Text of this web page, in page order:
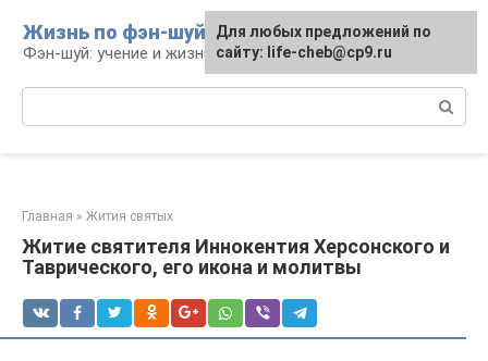
контенту
Жизнь по фэн-шуй
Фэн-шуй: учение и жизнь
Главная » Жития святых
Житие святителя Иннокентия Херсонского и
Таврического, его икона и молитвы
Для любых предложений по
сайту: life-cheb@cp9.ru
Для любых предложений по
сайту: life-cheb@cp9.ru